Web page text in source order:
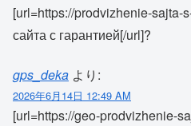
[url=https://prodvizhenie-
сайта с гарантией[/url]?
gps_deka より:
2026年6月14日 12:49 AM
[url=https://geo-prodvizhenie-